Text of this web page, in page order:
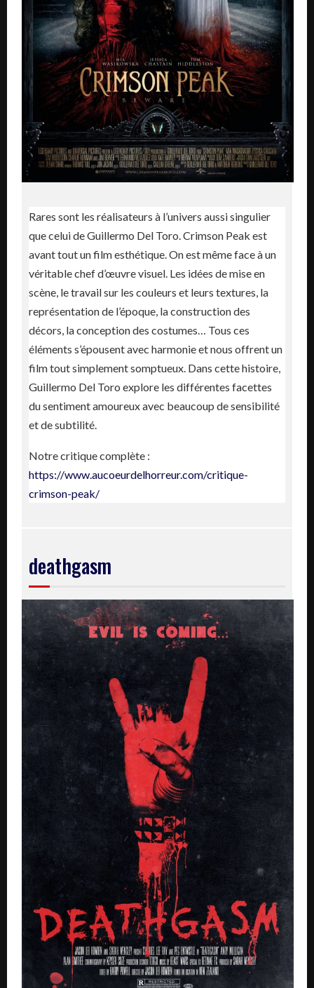
Rares sont les réalisateurs à l’univers aussi singulier
que celui de Guillermo Del Toro. Crimson Peak est
avant tout un film esthétique. On est même face à un
véritable chef d’œuvre visuel. Les idées de mise en
scène, le travail sur les couleurs et leurs textures, la
représentation de l’époque, la construction des
décors, la conception des costumes… Tous ces
éléments s’épousent avec harmonie et nous offrent un
film tout simplement somptueux. Dans cette histoire,
Guillermo Del Toro explore les différentes facettes
du sentiment amoureux avec beaucoup de sensibilité
et de subtilité.
Notre critique complète :
https://www.aucoeurdelhorreur.com/critique-
crimson-peak/
deathgasm